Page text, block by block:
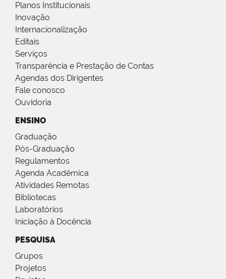
Planos Institucionais
Inovação
Internacionalização
Editais
Serviços
Transparência e Prestação de Contas
Agendas dos Dirigentes
Fale conosco
Ouvidoria
ENSINO
Graduação
Pós-Graduação
Regulamentos
Agenda Acadêmica
Atividades Remotas
Bibliotecas
Laboratórios
Iniciação à Docência
PESQUISA
Grupos
Projetos